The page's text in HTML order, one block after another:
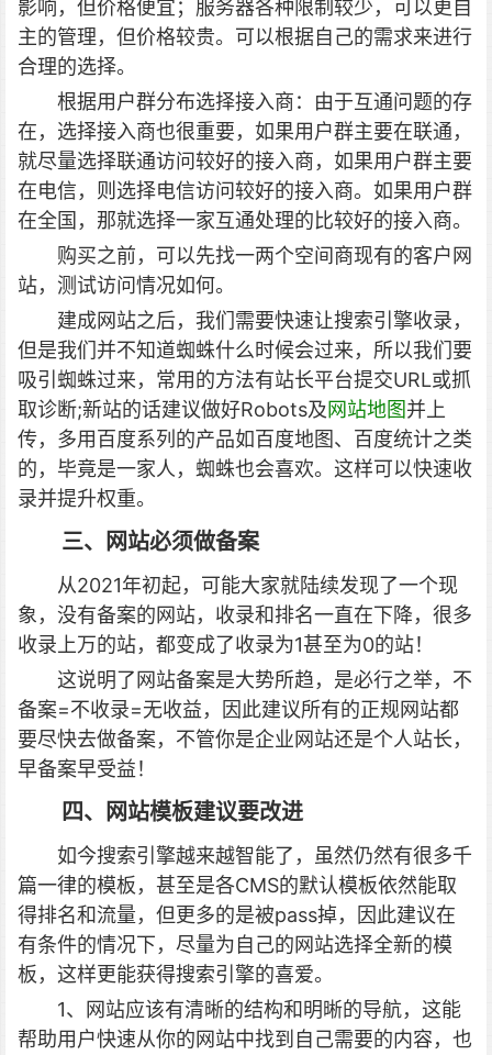
影响，但价格便宜；服务器各种限制较少，可以更自
主的管理，但价格较贵。可以根据自己的需求来进行
合理的选择。
根据用户群分布选择接入商：由于互通问题的存
在，选择接入商也很重要，如果用户群主要在联通，
就尽量选择联通访问较好的接入商，如果用户群主要
在电信，则选择电信访问较好的接入商。如果用户群
在全国，那就选择一家互通处理的比较好的接入商。
购买之前，可以先找一两个空间商现有的客户网
站，测试访问情况如何。
建成网站之后，我们需要快速让搜索引擎收录，
但是我们并不知道蜘蛛什么时候会过来，所以我们要
吸引蜘蛛过来，常用的方法有站长平台提交URL或抓
取诊断;新站的话建议做好Robots及网站地图并上
传，多用百度系列的产品如百度地图、百度统计之类
的，毕竟是一家人，蜘蛛也会喜欢。这样可以快速收
录并提升权重。
三、网站必须做备案
从2021年初起，可能大家就陆续发现了一个现
象，没有备案的网站，收录和排名一直在下降，很多
收录上万的站，都变成了收录为1甚至为0的站！
这说明了网站备案是大势所趋，是必行之举，不
备案=不收录=无收益，因此建议所有的正规网站都
要尽快去做备案，不管你是企业网站还是个人站长，
早备案早受益！
四、网站模板建议要改进
如今搜索引擎越来越智能了，虽然仍然有很多千
篇一律的模板，甚至是各CMS的默认模板依然能取
得排名和流量，但更多的是被pass掉，因此建议在
有条件的情况下，尽量为自己的网站选择全新的模
板，这样更能获得搜索引擎的喜爱。
1、网站应该有清晰的结构和明晰的导航，这能
帮助用户快速从你的网站中找到自己需要的内容，也